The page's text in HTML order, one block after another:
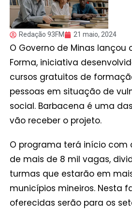
Redação 93FM 21 maio, 2024
O Governo de Minas lançou
Forma, iniciativa
cursos gratuitos de
pessoas em situação de
social. Barbacena é uma
vão receber o projeto.
O programa terá início com
de mais de 8 mil vagas,
turmas que estarão em
municípios mineiros. Nesta
oferecidas serão para os